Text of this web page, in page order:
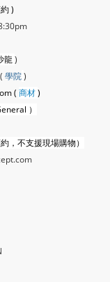
)
龍)
( 學院)
( 商材)
）
，不支援現場購物）